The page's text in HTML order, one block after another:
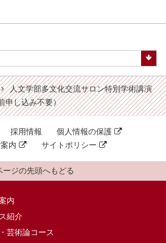
人文学部多文化交流サロン特別学術講演
申し込み不要）
採用情報
個人情報の保護
内
サイトポリシー
ジの先頭へもどる
内
紹介
芸術論コース